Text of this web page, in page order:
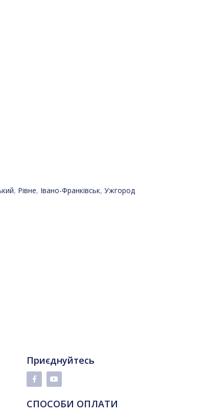
, Рівне, Івано-Франківськ, Ужгород
Приєднуйтесь
СПОСОБИ ОПЛАТИ